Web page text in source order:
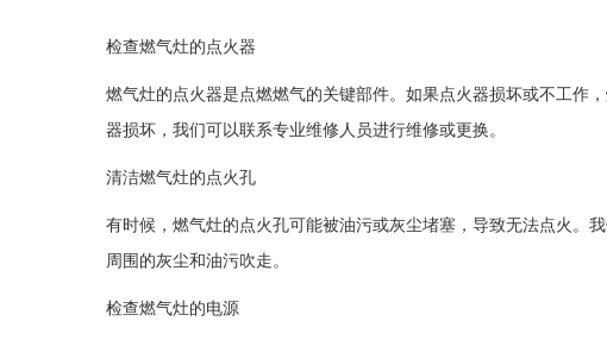
检查燃气灶的点火器
燃气灶的点火器是点燃燃气的关键部件。如果点火器损坏或不工作
器损坏，我们可以联系专业维修人员进行维修或更换。
清洁燃气灶的点火孔
有时候，燃气灶的点火孔可能被油污或灰尘堵塞，导致无法点火。
周围的灰尘和油污吹走。
检查燃气灶的电源